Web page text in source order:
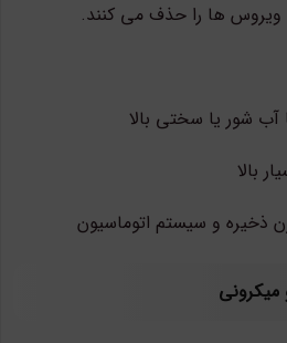
ها را حذف می کنند.
آب شور یا سختی بالا
بالا
ذخیره و سیستم اتوماسیون